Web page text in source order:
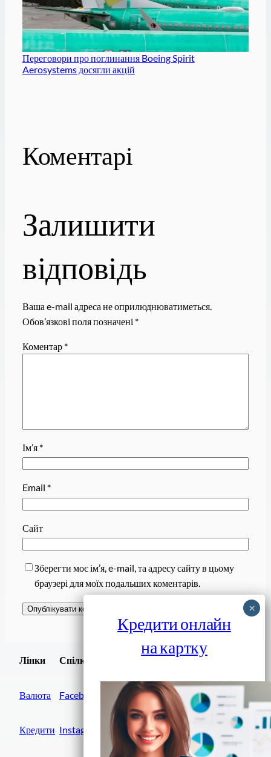
Переговори про поглинання Boeing Spirit
Aerosystems досягли акцій
Коментарі
Залишити
відповідь
Ваша e-mail адреса не оприлюднюватиметься.
Обов’язкові поля позначені *
Коментар *
Ім’я *
Email *
Сайт
Зберегти моє ім’я, e-mail, та адресу сайту в цьому
браузері для моїх подальших коментарів.
Лінки
Валюта
Кредити
Спілки
Facebook
Instagram
Завантажити
Кредити онлайн
на картку